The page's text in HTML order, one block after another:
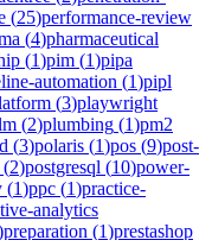
(25)performance-review
(4)pharmaceutical
(1)pim (1)pipa
automation (1)pipl
(3)playwright
(2)plumbing (1)pm2
(3)polaris (1)pos (9)post-
(2)postgresql (10)power-
(1)ppc (1)practice-
analytics
preparation (1)prestashop